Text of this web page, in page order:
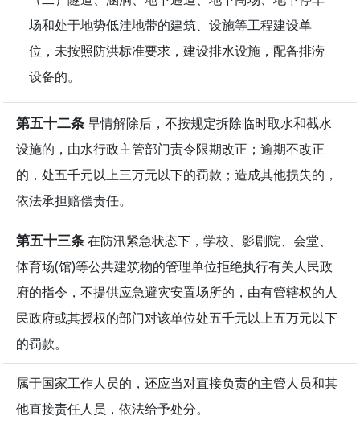
场和处于地势低洼地带的建筑、设施等工程建设单
位，未按照防洪标准要求，建设排水设施，配备排涝
设备的。
第五十二条旱情解除后，不按规定拆除临时取水和截水
设施的，由水行政主管部门责令限期改正；逾期不改正
的，处五千元以上三万元以下的罚款；造成其他损失的，
依法承担赔偿责任。
第五十三条在防汛紧急状态下，学校、影剧院、会堂、
体育场(馆)等公共建筑物的管理单位拒绝执行有关人民政
府的指令，不提供应急避灾安置场所的，由有管辖权的人
民政府或其授权的部门对该单位处五千元以上五万元以下
的罚款。
属于国家工作人员的，还应当对直接负责的主管人员和其
他直接责任人员，依法给予处分。